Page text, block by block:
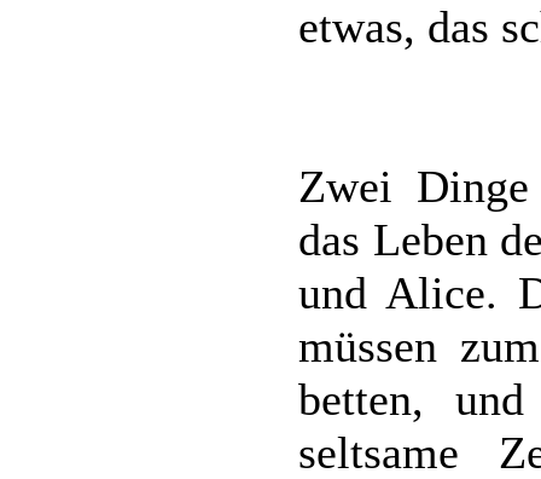
etwas, das
Zwei
das Leben
und Alice.
müssen
betten,
seltsame